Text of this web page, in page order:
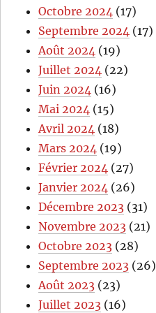
Octobre 2024 (17)
Septembre 2024 (17)
Août 2024 (19)
Juillet 2024 (22)
Juin 2024 (16)
Mai 2024 (15)
Avril 2024 (18)
Mars 2024 (19)
Février 2024 (27)
Janvier 2024 (26)
Décembre 2023 (31)
Novembre 2023 (21)
Octobre 2023 (28)
Septembre 2023 (26)
Août 2023 (23)
Juillet 2023 (16)